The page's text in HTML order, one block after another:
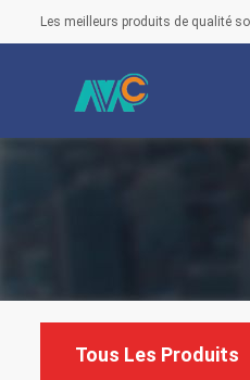
Les meilleurs produits de qualité
Tous Les Produits